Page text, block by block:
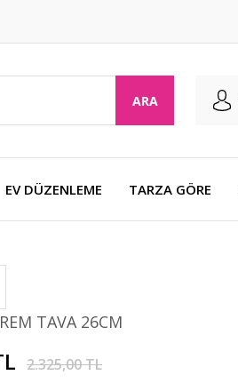
ARA
EV DÜZENLEME TARZA GÖRE
TAVA 26CM
2.325,00 TL